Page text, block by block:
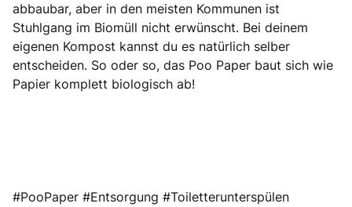
abbaubar, aber in den meisten Kommunen ist
Stuhlgang im Biomüll nicht erwünscht. Bei deinem
eigenen Kompost kannst du es natürlich selber
entscheiden. So oder so, das Poo Paper baut sich wie
Papier komplett biologisch ab!
#PooPaper #Entsorgung #Toiletterunterspülen